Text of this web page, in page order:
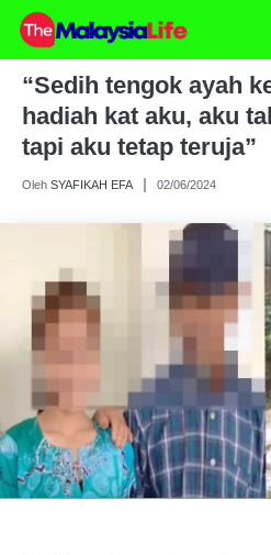
Skip
content
“Sedih tengok ayah
hadiah kat aku, aku
tapi aku tetap teruja”
Oleh SYAFIKAH EFA 02/06/2024